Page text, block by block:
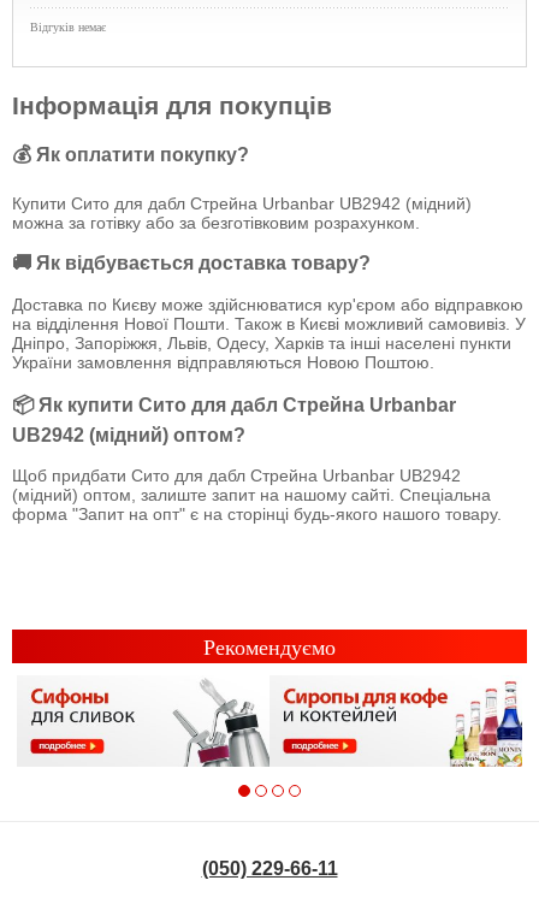
Відгуків немає
Інформація для покупців
💰 Як оплатити покупку?
Купити Сито для дабл Стрейна Urbanbar UB2942 (мідний)
можна за готівку або за безготівковим розрахунком.
🚚 Як відбувається доставка товару?
Доставка по Києву може здійснюватися кур'єром або відправкою
на відділення Нової Пошти. Також в Києві можливий самовивіз. У
Дніпро, Запоріжжя, Львів, Одесу, Харків та інші населені пункти
України замовлення відправляються Новою Поштою.
📦 Як купити Сито для дабл Стрейна Urbanbar
UB2942 (мідний) оптом?
Щоб придбати Сито для дабл Стрейна Urbanbar UB2942
(мідний) оптом, залиште запит на нашому сайті. Спеціальна
форма "Запит на опт" є на сторінці будь-якого нашого товару.
Рекомендуємо
(050) 229-66-11